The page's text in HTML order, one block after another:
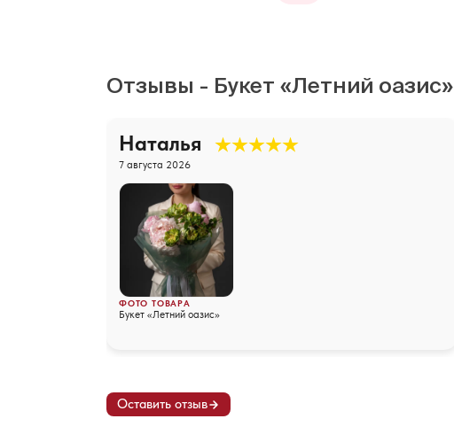
Отзывы - Букет «Летний оазис»
Наталья
7 августа 2026
ФОТО ТОВАРА
Букет «Летний оазис»
Оставить отзыв